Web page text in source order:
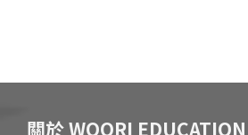
關於 WOORI EDUCATION